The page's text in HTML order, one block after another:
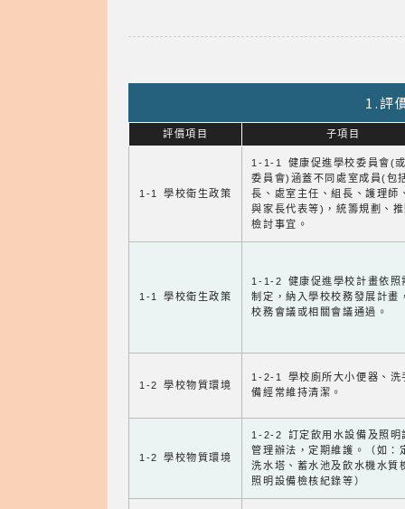
1.評
評價項目 子項目
1-1 學校衛生政策
1-1-1 健康促進學校委員會(
委員會)涵蓋不同處室成員(包
長、處室主任、組長、護理師
與家長代表等)，統籌規劃、
檢討事宜。
1-1 學校衛生政策
1-1-2 健康促進學校計畫依照
制定，納入學校校務發展計畫
校務會議或相關會議通過。
1-2 學校物質環境
1-2-1 學校廁所大小便器、洗
備經常維持清潔。
1-2 學校物質環境
1-2-2 訂定飲用水設備及照明
管理辦法，定期維護。（如：
洗水塔、蓄水池及飲水機水質
照明設備檢核紀錄等）